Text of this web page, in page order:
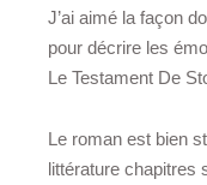
J’ai aimé la façon
pour décrire les
Le Testament De
Le roman est bien
littérature chapitres